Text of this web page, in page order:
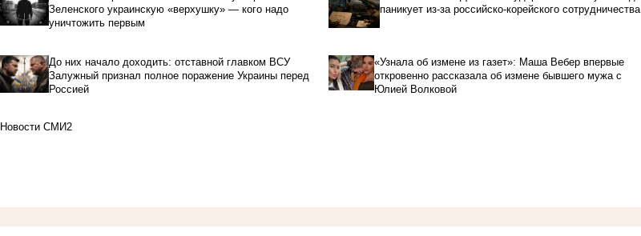
Зеленского украинскую «верхушку» — кого надо
уничтожить первым
паникует из-за российско-корейского сотрудничества
До них начало доходить: отставной главком ВСУ
Залужный признал полное поражение Украины перед
Россией
«Узнала об измене из газет»: Маша Вебер впервые
откровенно рассказала об измене бывшего мужа с
Юлией Волковой
Новости СМИ2